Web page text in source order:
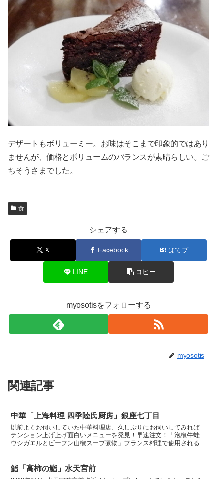
デザートもボリューミー。お味はそこまで印象的ではあり
ませんが、価格とボリュームのバランスが素晴らしい。ご
ちそうさまでした。
食
シェアする
X Facebook はてブ
LINE コピー
myosotisをフォローする
myosotis
関連記事
中華「上海料理 四季陸氏厨房」銀座七丁目
以前よくお伺いしていた中華料理店、久しぶりにお伺いしてみれば、
テンション上げ上げ面白いメニューを発見！早速注文！「泡椒牛蛙
ウシガエルとビーフン山椒スープ煮物」フランス料理で使用されるヨ
鮨「高柿の鮨」水天宮前